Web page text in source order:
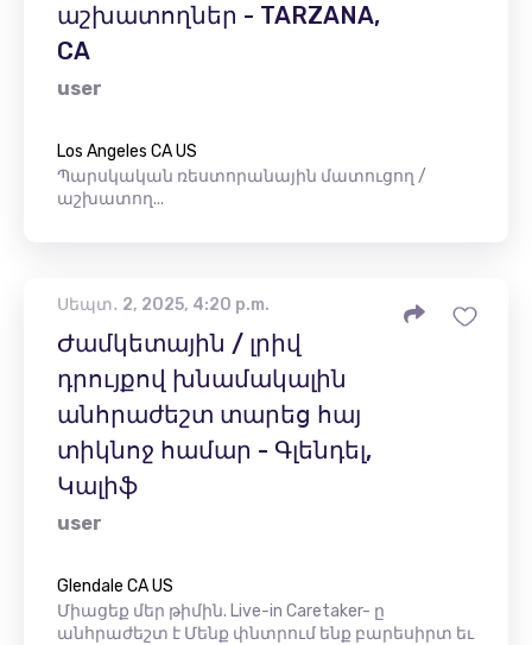
աշխատողներ - TARZANA,
CA
user
Los Angeles CA US
Պարսկական ռեստորանային մատուցող /
աշխատող...
Սեպտ․ 2, 2025, 4:20 p.m.
Ժամկետային / լրիվ
դրույքով խնամակալին
անհրաժեշտ տարեց հայ
տիկնոջ համար - Գլենդել,
Կալիֆ
user
Glendale CA US
Միացեք մեր թիմին. Live-in Caretaker- ը
անհրաժեշտ է Մենք փնտրում ենք բարեսիրտ եւ